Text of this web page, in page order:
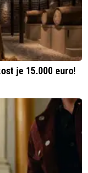
je 15.000 euro!